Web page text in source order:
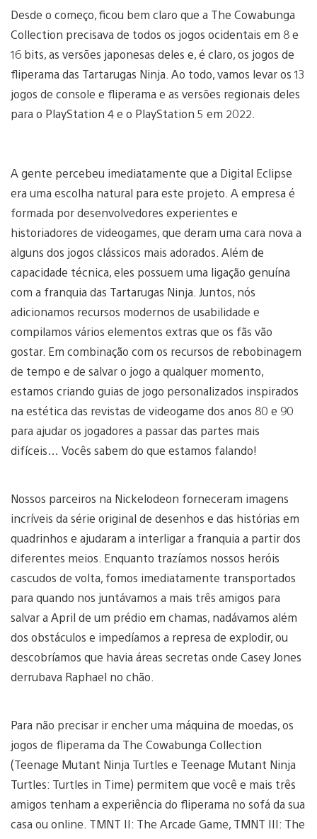
Desde o começo, ficou bem claro que a The Cowabunga
Collection precisava de todos os jogos ocidentais em 8 e
16 bits, as versões japonesas deles e, é claro, os jogos de
fliperama das Tartarugas Ninja. Ao todo, vamos levar os 13
jogos de console e fliperama e as versões regionais deles
para o PlayStation 4 e o PlayStation 5 em 2022.
A gente percebeu imediatamente que a Digital Eclipse
era uma escolha natural para este projeto. A empresa é
formada por desenvolvedores experientes e
historiadores de videogames, que deram uma cara nova a
alguns dos jogos clássicos mais adorados. Além de
capacidade técnica, eles possuem uma ligação genuína
com a franquia das Tartarugas Ninja. Juntos, nós
adicionamos recursos modernos de usabilidade e
compilamos vários elementos extras que os fãs vão
gostar. Em combinação com os recursos de rebobinagem
de tempo e de salvar o jogo a qualquer momento,
estamos criando guias de jogo personalizados inspirados
na estética das revistas de videogame dos anos 80 e 90
para ajudar os jogadores a passar das partes mais
difíceis… Vocês sabem do que estamos falando!
Nossos parceiros na Nickelodeon forneceram imagens
incríveis da série original de desenhos e das histórias em
quadrinhos e ajudaram a interligar a franquia a partir dos
diferentes meios. Enquanto trazíamos nossos heróis
cascudos de volta, fomos imediatamente transportados
para quando nos juntávamos a mais três amigos para
salvar a April de um prédio em chamas, nadávamos além
dos obstáculos e impedíamos a represa de explodir, ou
descobríamos que havia áreas secretas onde Casey Jones
derrubava Raphael no chão.
Para não precisar ir encher uma máquina de moedas, os
jogos de fliperama da The Cowabunga Collection
(Teenage Mutant Ninja Turtles e Teenage Mutant Ninja
Turtles: Turtles in Time) permitem que você e mais três
amigos tenham a experiência do fliperama no sofá da sua
casa ou online. TMNT II: The Arcade Game, TMNT III: The